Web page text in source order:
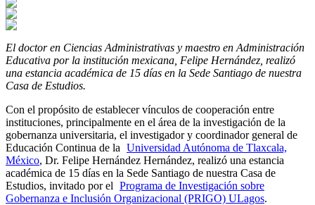
El doctor en Ciencias Administrativas y maestro en Administración
Educativa por la institución mexicana, Felipe Hernández, realizó
una estancia académica de 15 días en la Sede Santiago de nuestra
Casa de Estudios.
Con el propósito de establecer vínculos de cooperación entre
instituciones, principalmente en el área de la investigación de la
gobernanza universitaria, el investigador y coordinador general de
Educación Continua de la Universidad Autónoma de Tlaxcala,
México, Dr. Felipe Hernández Hernández, realizó una estancia
académica de 15 días en la Sede Santiago de nuestra Casa de
Estudios, invitado por el Programa de Investigación sobre
Gobernanza e Inclusión Organizacional (PRIGO) ULagos.